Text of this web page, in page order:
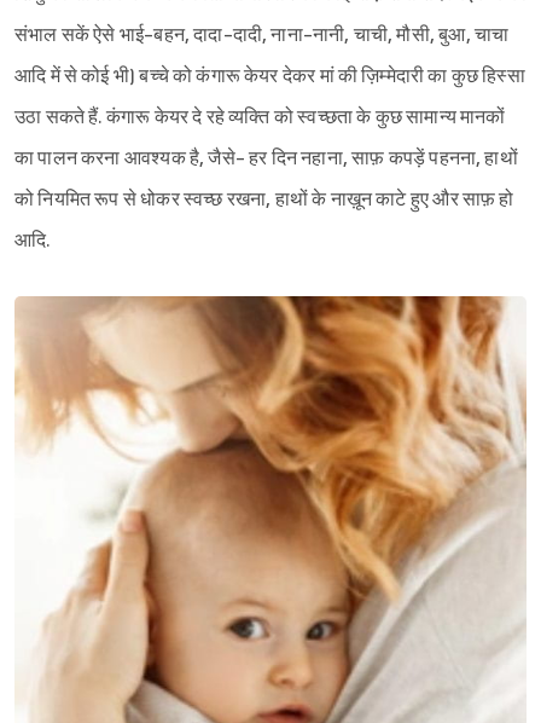
संभाल सकें ऐसे भाई-बहन, दादा-दादी, नाना-नानी, चाची, मौसी, बुआ, चाचा
आदि में से कोई भी) बच्चे को कंगारू केयर देकर मां की ज़िम्मेदारी का कुछ हिस्सा
उठा सकते हैं. कंगारू केयर दे रहे व्यक्ति को स्वच्छता के कुछ सामान्य मानकों
का पालन करना आवश्यक है, जैसे- हर दिन नहाना, साफ़ कपड़ें पहनना, हाथों
को नियमित रूप से धोकर स्वच्छ रखना, हाथों के नाख़ून काटे हुए और साफ़ हो
आदि.